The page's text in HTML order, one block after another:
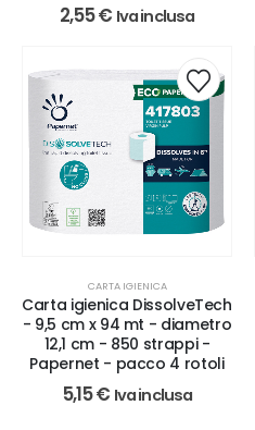
2,55€ Iva inclusa
CARTA IGIENICA
Carta igienica DissolveTech
- 9,5 cm x 94 mt - diametro
12,1 cm - 850 strappi -
Papernet - pacco 4 rotoli
5,15€ Iva inclusa